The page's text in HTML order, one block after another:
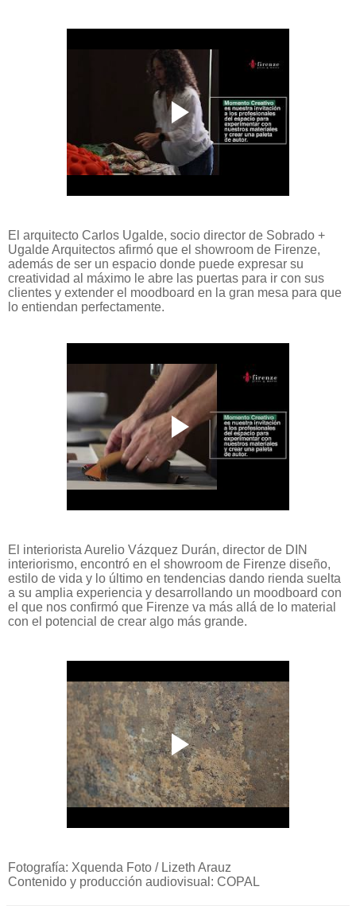
El arquitecto Carlos Ugalde, socio director de Sobrado +
Ugalde Arquitectos afirmó que el showroom de Firenze,
además de ser un espacio donde puede expresar su
creatividad al máximo le abre las puertas para ir con sus
clientes y extender el moodboard en la gran mesa para que
lo entiendan perfectamente.
El interiorista Aurelio Vázquez Durán, director de DIN
interiorismo, encontró en el showroom de Firenze diseño,
estilo de vida y lo último en tendencias dando rienda suelta
a su amplia experiencia y desarrollando un moodboard con
el que nos confirmó que Firenze va más allá de lo material
con el potencial de crear algo más grande.
Fotografía: Xquenda Foto / Lizeth Arauz
Contenido y producción audiovisual: COPAL